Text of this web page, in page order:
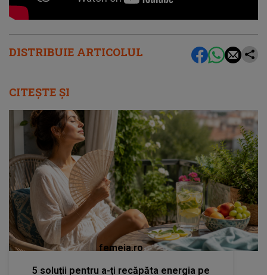
DISTRIBUIE ARTICOLUL
CITEȘTE ȘI
femeia.ro
5 soluții pentru a-ți recăpăta energia pe